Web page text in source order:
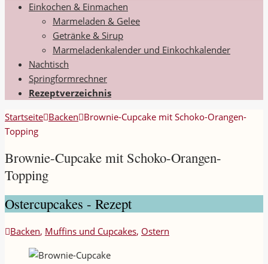
Einkochen & Einmachen
Marmeladen & Gelee
Getränke & Sirup
Marmeladenkalender und Einkochkalender
Nachtisch
Springformrechner
Rezeptverzeichnis
Startseite Backen Brownie-Cupcake mit Schoko-Orangen-
Topping
Brownie-Cupcake mit Schoko-Orangen-
Topping
Ostercupcakes - Rezept
Backen, Muffins und Cupcakes, Ostern